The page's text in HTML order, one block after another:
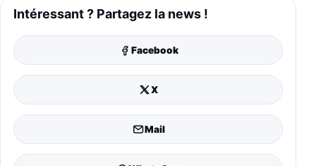
Intéressant ? Partagez la news !
Facebook
X
Mail